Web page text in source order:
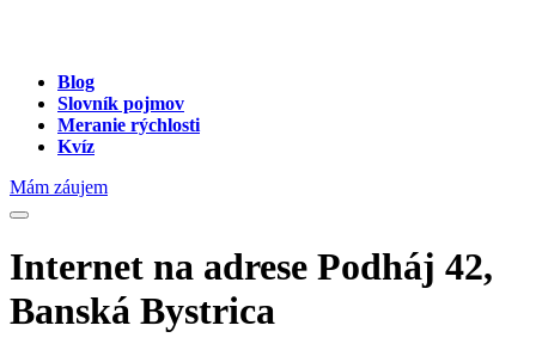
Blog
Slovník pojmov
Meranie rýchlosti
Kvíz
Mám záujem
Internet na adrese Podháj 42,
Banská Bystrica